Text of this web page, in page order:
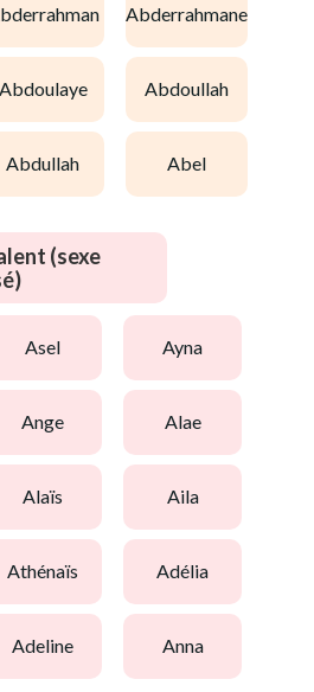
abderrahman abderrahmane
abdoulaye abdoullah
abdullah abel
(sexe
asel ayna
ange alae
alaïs aila
athénaïs adélia
adeline anna